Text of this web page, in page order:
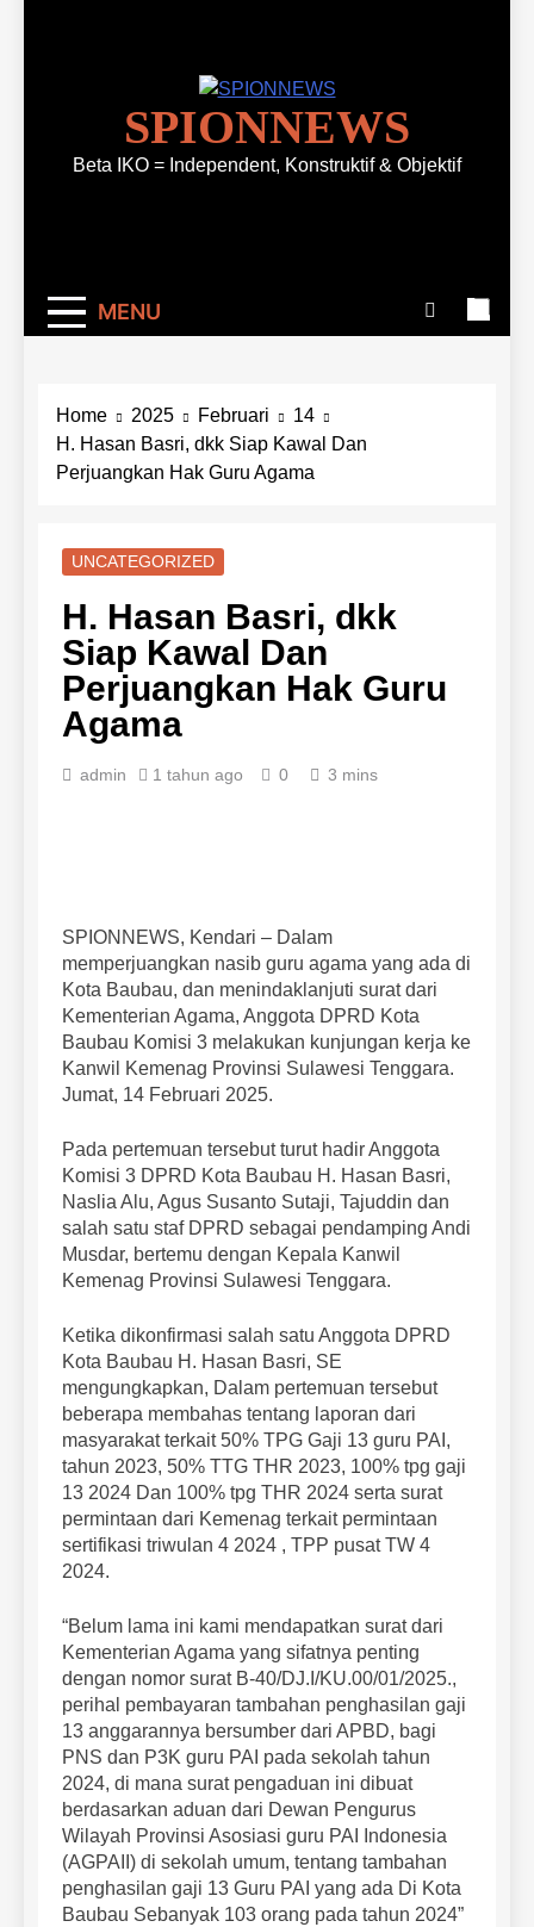
SPIONNEWS
Beta IKO = Independent, Konstruktif & Objektif
MENU
Home 2025 Februari
14
H. Hasan Basri, dkk Siap Kawal Dan
Perjuangkan Hak Guru Agama
UNCATEGORIZED
H. Hasan Basri, dkk
Siap Kawal Dan
Perjuangkan Hak Guru
Agama
admin 1 tahun ago 0 3 mins
SPIONNEWS, Kendari – Dalam
memperjuangkan nasib guru agama yang ada di
Kota Baubau, dan menindaklanjuti surat dari
Kementerian Agama, Anggota DPRD Kota
Baubau Komisi 3 melakukan kunjungan kerja ke
Kanwil Kemenag Provinsi Sulawesi Tenggara.
Jumat, 14 Februari 2025.
Pada pertemuan tersebut turut hadir Anggota
Komisi 3 DPRD Kota Baubau H. Hasan Basri,
Naslia Alu, Agus Susanto Sutaji, Tajuddin dan
salah satu staf DPRD sebagai pendamping Andi
Musdar, bertemu dengan Kepala Kanwil
Kemenag Provinsi Sulawesi Tenggara.
Ketika dikonfirmasi salah satu Anggota DPRD
Kota Baubau H. Hasan Basri, SE
mengungkapkan, Dalam pertemuan tersebut
beberapa membahas tentang laporan dari
masyarakat terkait 50% TPG Gaji 13 guru PAI,
tahun 2023, 50% TTG THR 2023, 100% tpg gaji
13 2024 Dan 100% tpg THR 2024 serta surat
permintaan dari Kemenag terkait permintaan
sertifikasi triwulan 4 2024 , TPP pusat TW 4
2024.
“Belum lama ini kami mendapatkan surat dari
Kementerian Agama yang sifatnya penting
dengan nomor surat B-40/DJ.I/KU.00/01/2025.,
perihal pembayaran tambahan penghasilan gaji
13 anggarannya bersumber dari APBD, bagi
PNS dan P3K guru PAI pada sekolah tahun
2024, di mana surat pengaduan ini dibuat
berdasarkan aduan dari Dewan Pengurus
Wilayah Provinsi Asosiasi guru PAI Indonesia
(AGPAII) di sekolah umum, tentang tambahan
penghasilan gaji 13 Guru PAI yang ada Di Kota
Baubau Sebanyak 103 orang pada tahun 2024”